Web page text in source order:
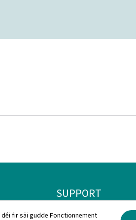
fir säi gudde Fonctionnement
SUPPORT
Kontakt